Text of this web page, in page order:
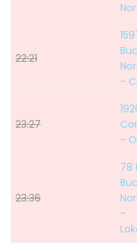
22:21
-
23:27
-
23:36
78
-